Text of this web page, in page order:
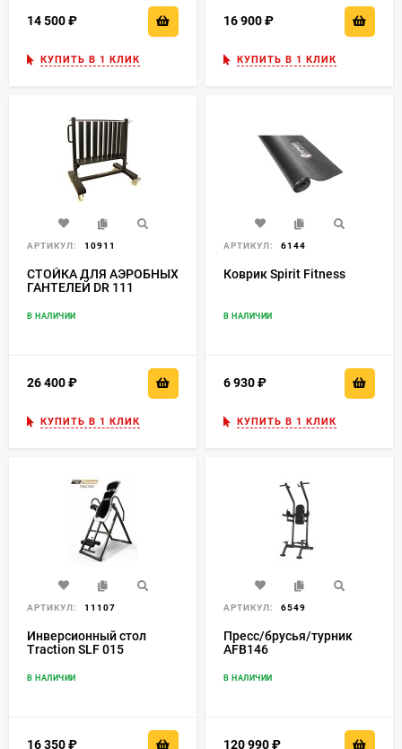
14 500
КУПИТЬ В 1 КЛИК
16 900
КУПИТЬ В 1 КЛИК
АРТИКУЛ: 10911
СТОЙКА ДЛЯ АЭРОБНЫХ
ГАНТЕЛЕЙ DR 111
В НАЛИЧИИ
26 400
КУПИТЬ В 1 КЛИК
АРТИКУЛ: 6144
Коврик Spirit Fitness
В НАЛИЧИИ
6 930
КУПИТЬ В 1 КЛИК
АРТИКУЛ: 11107
Инверсионный стол
Traction SLF 015
В НАЛИЧИИ
16 350
АРТИКУЛ: 6549
Пресс/брусья/турник
AFB146
В НАЛИЧИИ
120 990